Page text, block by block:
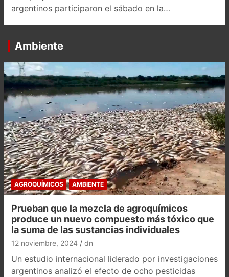
argentinos participaron el sábado en la…
Ambiente
AGROQUÍMICOS AMBIENTE
Prueban que la mezcla de agroquímicos
produce un nuevo compuesto más tóxico que
la suma de las sustancias individuales
12 noviembre, 2024 dn
Un estudio internacional liderado por investigaciones
argentinos analizó el efecto de ocho pesticidas